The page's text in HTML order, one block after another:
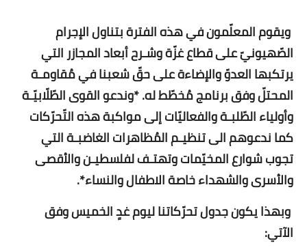
ويقوم المعلّمون في هذه الفترة بتناول الإجرام
الصّهيونيّ على قطاع غزّة وشـرح أبعاد المجازر التي
يرتكبها العدوّ والإضاءة على حقّ شعبنا في مُقاومـة
المحتلّ وفق برنامج مُخطّط له. *وندعو القوى الطّلّابيّـة
وأولياء الطّلبـة والفعاليّات إلى مواكبة هذه التّحرّكات
كما ندعوهم الى تنظيـم المُظاهرات الغاضبـة التي
تجوب شوارع المخيّمات وتهتـف لفلسطيـن والأقصى
والأسرى والشهداء خاصة الاطفال والنساء*.
وبهذا يكون جدول تحرّكاتنا ليوم غدٍ الخميس وفق
الآتي: